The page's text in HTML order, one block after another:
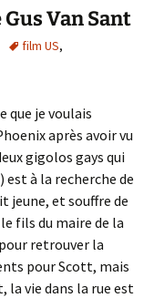
Gus Van Sant
film US,
que je voulais
après avoir vu
gigolos gays qui
est à la recherche de
jeune, et souffre de
fils du maire de la
retrouver la
pour Scott, mais
la vie dans la rue est